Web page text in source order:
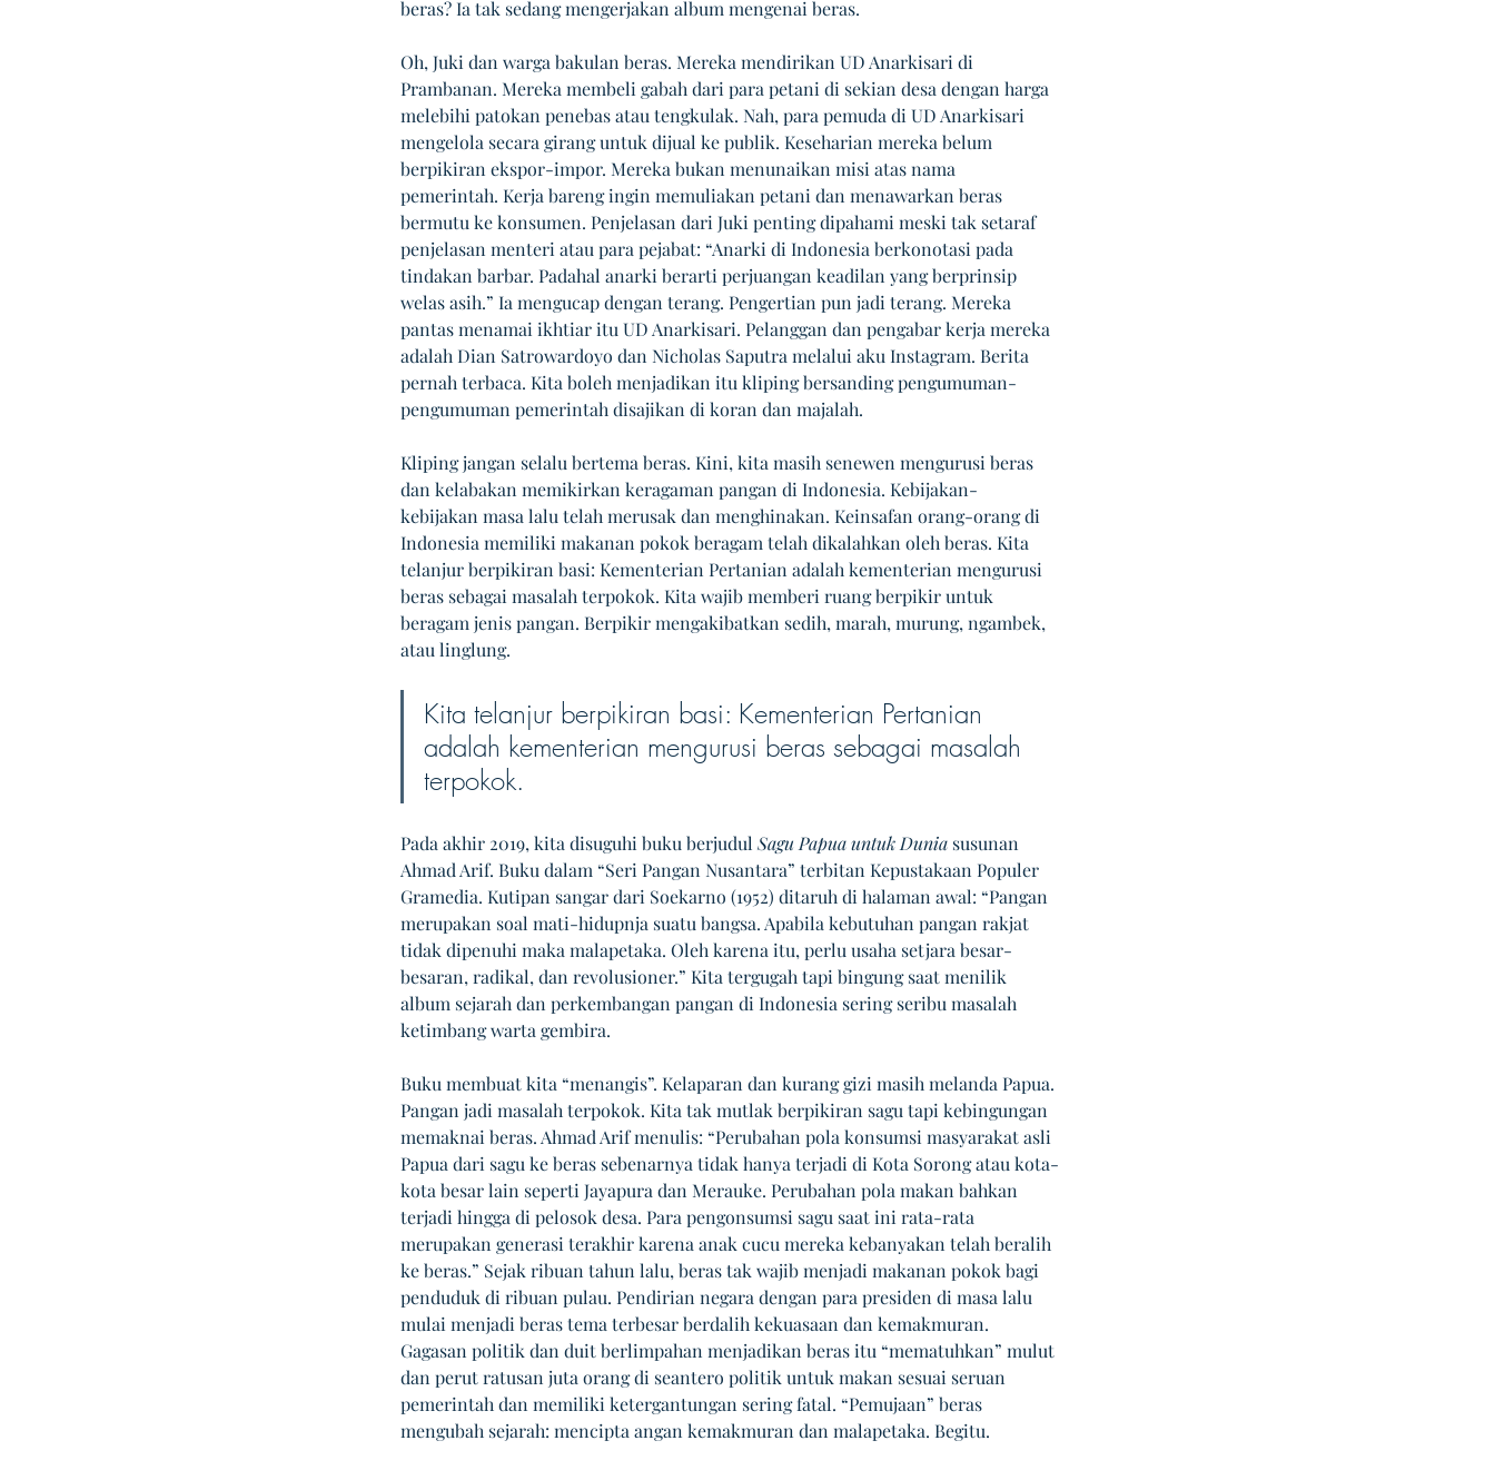
beras? Ia tak sedang mengerjakan album mengenai beras.
Oh, Juki dan warga bakulan beras. Mereka mendirikan UD Anarkisari di
Prambanan. Mereka membeli gabah dari para petani di sekian desa dengan harga
melebihi patokan penebas atau tengkulak. Nah, para pemuda di UD Anarkisari
mengelola secara girang untuk dijual ke publik. Keseharian mereka belum
berpikiran ekspor-impor. Mereka bukan menunaikan misi atas nama
pemerintah. Kerja bareng ingin memuliakan petani dan menawarkan beras
bermutu ke konsumen. Penjelasan dari Juki penting dipahami meski tak setaraf
penjelasan menteri atau para pejabat: “Anarki di Indonesia berkonotasi pada
tindakan barbar. Padahal anarki berarti perjuangan keadilan yang berprinsip
welas asih.” Ia mengucap dengan terang. Pengertian pun jadi terang. Mereka
pantas menamai ikhtiar itu UD Anarkisari. Pelanggan dan pengabar kerja mereka
adalah Dian Satrowardoyo dan Nicholas Saputra melalui aku Instagram. Berita
pernah terbaca. Kita boleh menjadikan itu kliping bersanding pengumuman-
pengumuman pemerintah disajikan di koran dan majalah.
Kliping jangan selalu bertema beras. Kini, kita masih senewen mengurusi beras
dan kelabakan memikirkan keragaman pangan di Indonesia. Kebijakan-
kebijakan masa lalu telah merusak dan menghinakan. Keinsafan orang-orang di
Indonesia memiliki makanan pokok beragam telah dikalahkan oleh beras. Kita
telanjur berpikiran basi: Kementerian Pertanian adalah kementerian mengurusi
beras sebagai masalah terpokok. Kita wajib memberi ruang berpikir untuk
beragam jenis pangan. Berpikir mengakibatkan sedih, marah, murung, ngambek,
atau linglung.
Kita telanjur berpikiran basi: Kementerian Pertanian
adalah kementerian mengurusi beras sebagai masalah
terpokok.
Pada akhir 2019, kita disuguhi buku berjudul Sagu Papua untuk Dunia susunan
Ahmad Arif. Buku dalam “Seri Pangan Nusantara” terbitan Kepustakaan Populer
Gramedia. Kutipan sangar dari Soekarno (1952) ditaruh di halaman awal: “Pangan
merupakan soal mati-hidupnja suatu bangsa. Apabila kebutuhan pangan rakjat
tidak dipenuhi maka malapetaka. Oleh karena itu, perlu usaha setjara besar-
besaran, radikal, dan revolusioner.” Kita tergugah tapi bingung saat menilik
album sejarah dan perkembangan pangan di Indonesia sering seribu masalah
ketimbang warta gembira.
Buku membuat kita “menangis”. Kelaparan dan kurang gizi masih melanda Papua.
Pangan jadi masalah terpokok. Kita tak mutlak berpikiran sagu tapi kebingungan
memaknai beras. Ahmad Arif menulis: “Perubahan pola konsumsi masyarakat asli
Papua dari sagu ke beras sebenarnya tidak hanya terjadi di Kota Sorong atau kota-
kota besar lain seperti Jayapura dan Merauke. Perubahan pola makan bahkan
terjadi hingga di pelosok desa. Para pengonsumsi sagu saat ini rata-rata
merupakan generasi terakhir karena anak cucu mereka kebanyakan telah beralih
ke beras.” Sejak ribuan tahun lalu, beras tak wajib menjadi makanan pokok bagi
penduduk di ribuan pulau. Pendirian negara dengan para presiden di masa lalu
mulai menjadi beras tema terbesar berdalih kekuasaan dan kemakmuran.
Gagasan politik dan duit berlimpahan menjadikan beras itu “mematuhkan” mulut
dan perut ratusan juta orang di seantero politik untuk makan sesuai seruan
pemerintah dan memiliki ketergantungan sering fatal. “Pemujaan” beras
mengubah sejarah: mencipta angan kemakmuran dan malapetaka. Begitu.